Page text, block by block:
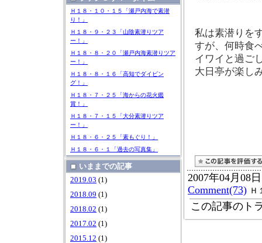
Ｈ１８・１０・１５「瀬戸内海で素潜
り！」
Ｈ１８・９・２３「山陰素潜りツア
ー！」
Ｈ１８・８・２０「瀬戸内海素潜りツア
ー！」
Ｈ１８・８・１６「高知でダイビン
グ！」
Ｈ１８・７・２５「海からの花火鑑
賞！」
Ｈ１８・７・１５「大分素潜りツア
ー！」
Ｈ１８・６・２５「素もぐり！」
Ｈ１８・６・１「過去の写真集」
いままでの記事
2019.03 (1)
2018.09 (1)
2018.02 (1)
2017.02 (1)
2015.12 (1)
私は素潜りを
すが、何時食
イワイと過ご
大日亭が楽し
2007年04月08
Comment(73) Ｈ
この記事のト